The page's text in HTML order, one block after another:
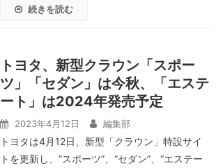
続きを読む
トヨタ、新型クラウン「スポー
ツ」「セダン」は今秋、「エステ
ート」は2024年発売予定
2023年4月12日 編集部
トヨタは4月12日、新型「クラウン」特設サイ
トを更新し、“スポーツ”、“セダン”、“エステー